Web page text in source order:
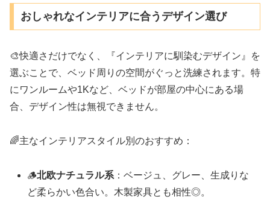
おしゃれなインテリアに合うデザイン選び
🎨快適さだけでなく、『インテリアに馴染むデザイン』を
選ぶことで、ベッド周りの空間がぐっと洗練されます。特
にワンルームや1Kなど、ベッドが部屋の中心にある場
合、デザイン性は無視できません。
🌈主なインテリアスタイル別のおすすめ：
🪵北欧ナチュラル系 ：ベージュ、グレー、生成りな
ど柔らかい色合い。木製家具とも相性◎。